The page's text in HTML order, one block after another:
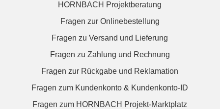
HORNBACH Projektberatung
Fragen zur Onlinebestellung
Fragen zu Versand und Lieferung
Fragen zu Zahlung und Rechnung
Fragen zur Rückgabe und Reklamation
Fragen zum Kundenkonto & Kundenkonto-ID
Fragen zum HORNBACH Projekt-Marktplatz